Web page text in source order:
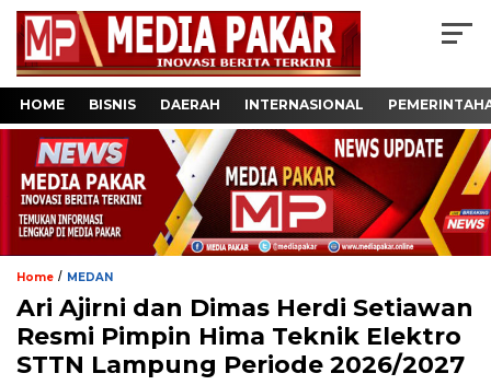
HOME BISNIS DAERAH INTERNASIONAL
Home / MEDAN
Ari Ajirni dan Dimas Herdi Setiawan
Resmi Pimpin Hima Teknik Elektro
STTN Lampung Periode 2026/2027